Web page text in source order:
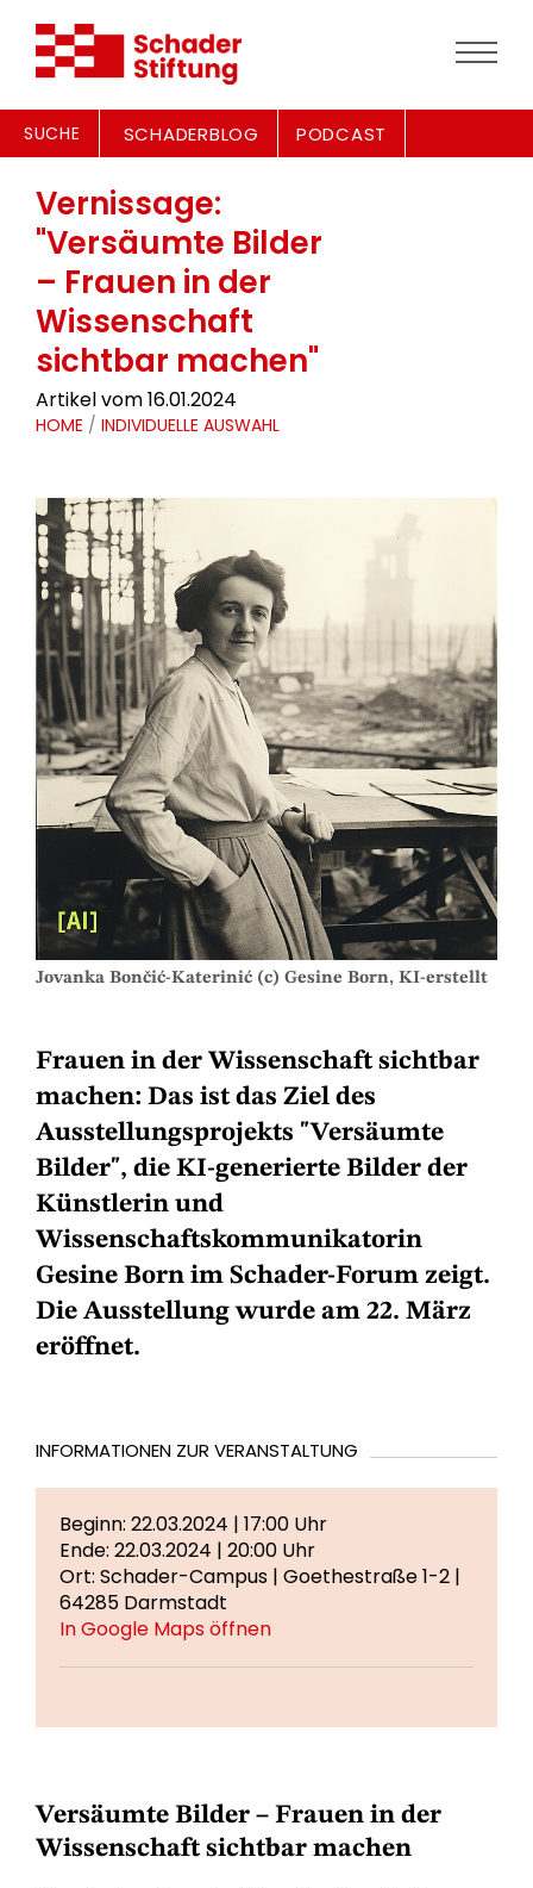
SUCHE SCHADERBLOG PODCAST
Vernissage:
"Versäumte Bilder
– Frauen in der
Wissenschaft
sichtbar machen"
Artikel vom 16.01.2024
HOME / INDIVIDUELLE AUSWAHL
Jovanka Bončić-Katerinić (c) Gesine Born, KI-erstellt
Frauen in der Wissenschaft sichtbar
machen: Das ist das Ziel des
Ausstellungsprojekts "Versäumte
Bilder", die KI-generierte Bilder der
Künstlerin und
Wissenschaftskommunikatorin
Gesine Born im Schader-Forum zeigt.
Die Ausstellung wurde am 22. März
eröffnet.
INFORMATIONEN ZUR VERANSTALTUNG
Beginn: 22.03.2024 | 17:00 Uhr
Ende: 22.03.2024 | 20:00 Uhr
Ort: Schader-Campus | Goethestraße 1-2 |
64285 Darmstadt
In Google Maps öffnen
Versäumte Bilder – Frauen in der
Wissenschaft sichtbar machen